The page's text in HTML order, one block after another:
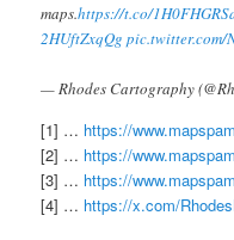
maps.https://t.co/
2HUftZxqQg pic.twitter.com/
— Rhodes Cartography
[1] … https://
[2] … https://
[3] … https://
[4] … https://x.com/